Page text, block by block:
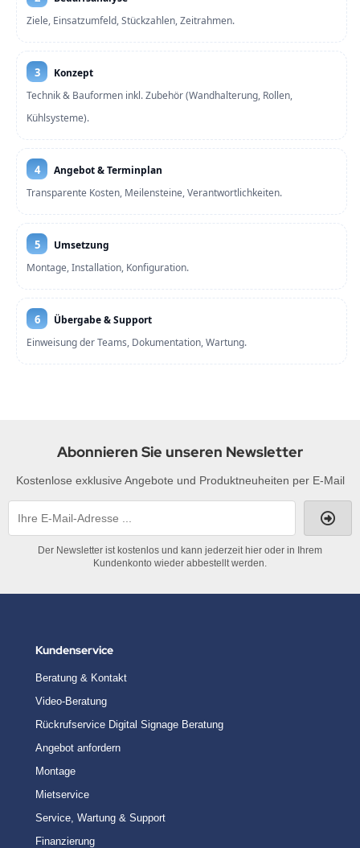
Ziele, Einsatzumfeld, Stückzahlen, Zeitrahmen.
3
Konzept
Technik & Bauformen inkl. Zubehör (Wandhalterung, Rollen,
Kühlsysteme).
4
Angebot & Terminplan
Transparente Kosten, Meilensteine, Verantwortlichkeiten.
5
Umsetzung
Montage, Installation, Konfiguration.
6
Übergabe & Support
Einweisung der Teams, Dokumentation, Wartung.
Abonnieren Sie unseren Newsletter
Kostenlose exklusive Angebote und Produktneuheiten per E-Mail
Der Newsletter ist kostenlos und kann jederzeit hier oder in Ihrem
Kundenkonto wieder abbestellt werden.
Kundenservice
Beratung & Kontakt
Video-Beratung
Rückrufservice Digital Signage Beratung
Angebot anfordern
Montage
Mietservice
Service, Wartung & Support
Finanzierung